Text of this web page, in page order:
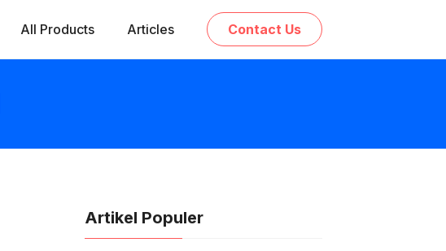
All Products Articles Contact Us
Artikel Populer